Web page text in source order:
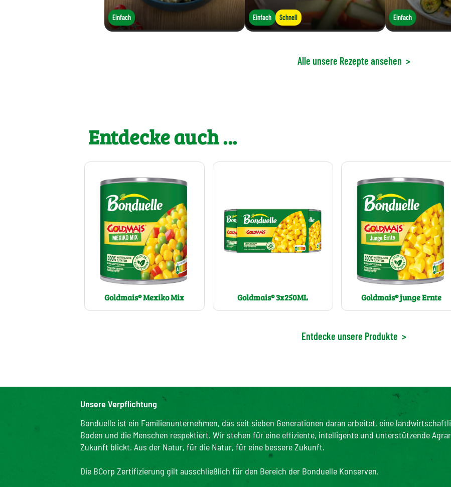
Einfach Einfach Schnell Einfach
Alle unsere Rezepte ansehen >
Entdecke auch ...
Goldmais® Mexiko Mix Goldmais® 3x250ML Goldmais® junge Ernte
Entdecke unsere Produkte >
Unsere Verpflichtung
Bonduelle ist ein Familienunternehmen, das seit sieben Generationen daran arbeitet, eine
Boden und die Menschen respektiert. Wir stehen für eine effiziente, intelligente und unterstützende
Zukunft blickt. Aus der Natur, für die Natur, für eine bessere Zukunft.
Die BCorp Zertifizierung gilt ausschließlich für den Bereich der Bonduelle Konserven.